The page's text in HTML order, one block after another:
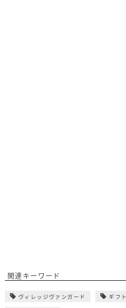
関連キーワード
ヴィレッジヴァンガード ギフト